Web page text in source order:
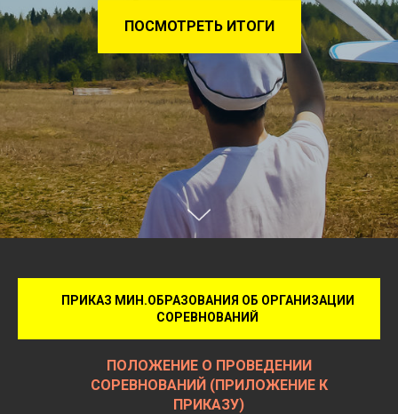
ПОСМОТРЕТЬ ИТОГИ
ПРИКАЗ МИН.ОБРАЗОВАНИЯ ОБ ОРГАНИЗАЦИИ
СОРЕВНОВАНИЙ
ПОЛОЖЕНИЕ О ПРОВЕДЕНИИ
СОРЕВНОВАНИЙ (ПРИЛОЖЕНИЕ К
ПРИКАЗУ)